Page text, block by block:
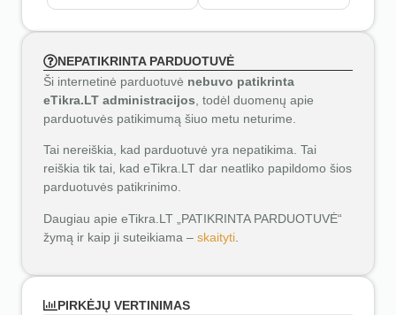
NEPATIKRINTA PARDUOTUVĖ
Ši internetinė parduotuvė nebuvo patikrinta
eTikra.LT administracijos , todėl duomenų apie
parduotuvės patikimumą šiuo metu neturime.
Tai nereiškia, kad parduotuvė yra nepatikima. Tai
reiškia tik tai, kad eTikra.LT dar neatliko papildomo šios
parduotuvės patikrinimo.
Daugiau apie eTikra.LT „PATIKRINTA PARDUOTUVĖ“
žymą ir kaip ji suteikiama – skaityti
PIRKĖJŲ VERTINIMAS